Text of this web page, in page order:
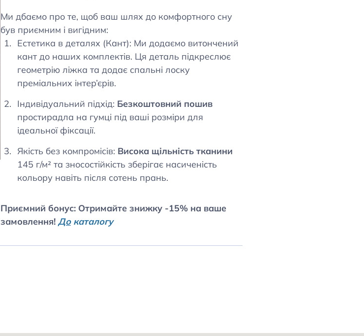
Ми дбаємо про те, щоб ваш шлях до комфортного сну
був приємним і вигідним:
Естетика в деталях (Кант): Ми додаємо витончений
кант до наших комплектів. Ця деталь підкреслює
геометрію ліжка та додає спальні лоску
преміальних інтер’єрів.
Індивідуальний підхід: Безкоштовний пошив
простирадла на гумці під ваші розміри для
ідеальної фіксації.
Якість без компромісів: Висока щільність тканини
145 г/м² та зносостійкість зберігає насиченість
кольору навіть після сотень прань.
Приємний бонус: Отримайте знижку -15% на ваше
замовлення! Докаталогу